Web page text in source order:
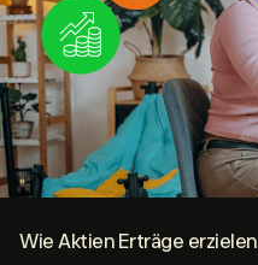
Wie Aktien Erträge erzielen